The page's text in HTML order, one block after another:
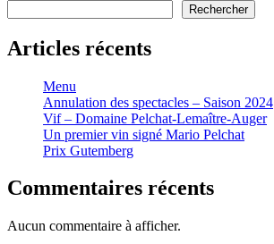
Rechercher
Articles récents
Menu
Annulation des spectacles – Saison 2024
Vif – Domaine Pelchat-Lemaître-Auger
Un premier vin signé Mario Pelchat
Prix Gutemberg
Commentaires récents
Aucun commentaire à afficher.